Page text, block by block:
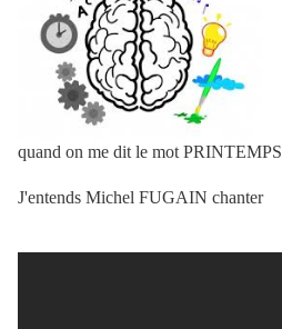
quand on me dit le mot PRINTEMPS
J'entends Michel FUGAIN chanter